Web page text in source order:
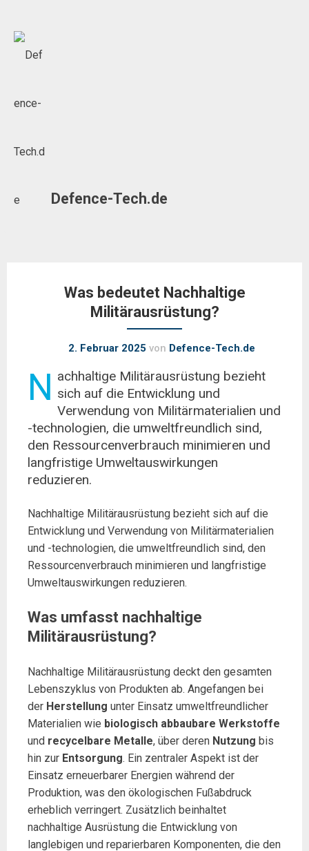
Skip
Defence-Tech.de
Was bedeutet Nachhaltige
Militärausrüstung?
2. Februar 2025 von Defence-Tech.de
N achhaltige Militärausrüstung bezieht
sich auf die Entwicklung und
Verwendung von Militärmaterialien und
-technologien, die umweltfreundlich sind,
den Ressourcenverbrauch minimieren und
langfristige Umweltauswirkungen
reduzieren.
Nachhaltige Militärausrüstung bezieht sich auf die
Entwicklung und Verwendung von Militärmaterialien
und -technologien, die umweltfreundlich sind, den
Ressourcenverbrauch minimieren und langfristige
Umweltauswirkungen reduzieren.
Was umfasst nachhaltige
Militärausrüstung?
Nachhaltige Militärausrüstung deckt den gesamten
Lebenszyklus von Produkten ab. Angefangen bei
der Herstellung unter Einsatz umweltfreundlicher
Materialien wie biologisch abbaubare Werkstoffe
und recycelbare Metalle, über deren Nutzung bis
hin zur Entsorgung. Ein zentraler Aspekt ist der
Einsatz erneuerbarer Energien während der
Produktion, was den ökologischen Fußabdruck
erheblich verringert. Zusätzlich beinhaltet
nachhaltige Ausrüstung die Entwicklung von
langlebigen und reparierbaren Komponenten, die den